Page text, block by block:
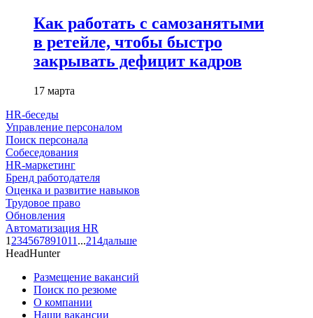
Как работать с самозанятыми
в ретейле, чтобы быстро
закрывать дефицит кадров
17 марта
HR-беседы
Управление персоналом
Поиск персонала
Собеседования
HR-маркетинг
Бренд работодателя
Оценка и развитие навыков
Трудовое право
Обновления
Автоматизация HR
1 234567891011 ...214дальше
HeadHunter
Размещение вакансий
Поиск по резюме
О компании
Наши вакансии